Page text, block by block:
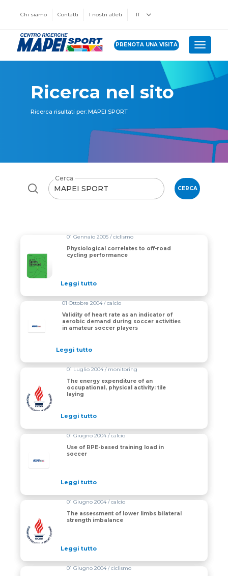
Chi siamo Contatti I nostri atleti IT
PRENOTA UNA VISITA Toggle
Ricerca nel sito
Ricerca risultati per: MAPEI SPORT
Cerca
CERCA
01 Gennaio 2005 / ciclismo
Physiological correlates to off-road
cycling performance
Leggi tutto
01 Ottobre 2004 / calcio
Validity of heart rate as an indicator of
aerobic demand during soccer activities
in amateur soccer players
Leggi tutto
01 Luglio 2004 / monitoring
The energy expenditure of an
occupational, physical activity: tile
laying
Leggi tutto
01 Giugno 2004 / calcio
Use of RPE-based training load in
soccer
Leggi tutto
01 Giugno 2004 / calcio
The assessment of lower limbs bilateral
strength imbalance
Leggi tutto
01 Giugno 2004 / ciclismo